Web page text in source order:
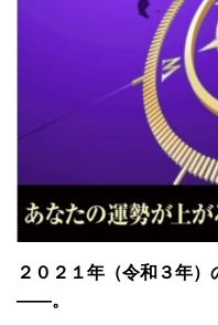
２０２１年（令和３年
――。